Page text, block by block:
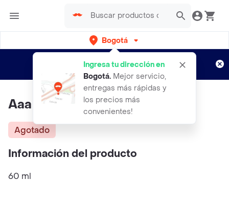
Bogotá
Ingresa tu dirección en
Bogotá. Mejor servicio,
entregas más rápidas y
los precios más
convenientes!
envíos gratis por semanas
Aplican TyC
Aaa Toy Boy
Agotado
Información del producto
60 ml